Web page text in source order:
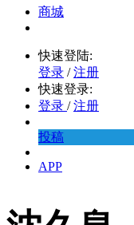
商城
快速登陆:
登录 / 注册
快速登录:
登录 / 注册
投稿
APP